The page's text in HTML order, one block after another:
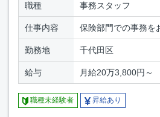
職種 事務スタッフ
仕事内容 保険部門での事務を
勤務地 千代田区
給与 月給20万3,800円～
職種未経験者 昇給あり